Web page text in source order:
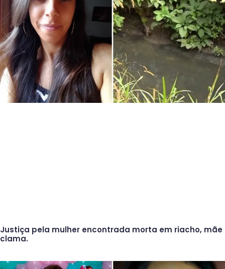
Justiça pela mulher encontrada morta em riacho, mãe
clama.